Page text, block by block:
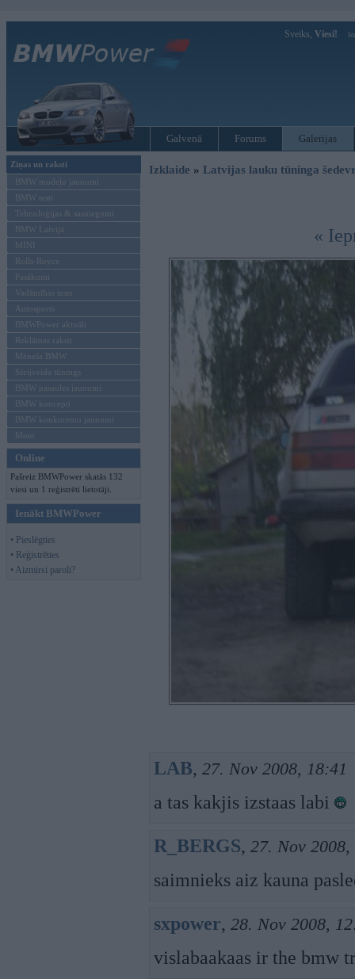
Sveiks, Viesi!
Galvenā Forums Galerijas
Ziņas un raksti
BMW modeļu jaunumi
BMW testi
Tehnoloģijas & sasniegumi
BMW Latvijā
MINI
Rolls-Royce
Pasākumi
Vadāmības tests
Autosports
BMWPower aktuāli
Reklāmas raksti
Mēneša BMW
Sērijveida tūnings
BMW pasaules jaunumi
BMW koncepti
BMW konkurentu jaunumi
Moto
Online
Pašreiz BMWPower skatās 132
viesi un 1 reģistrēti lietotāji.
Ienākt BMWPower
• Pieslēgties
• Reģistrēties
• Aizmirsi paroli?
Izklaide » Latvijas lauku tūninga
«
LAB, 27. Nov 2008, 18:41
a tas kakjis izstaas labi
R_BERGS, 27. Nov 2008,
saimnieks aiz kauna
sxpower, 28. Nov 2008,
vislabaakaas ir the bmw